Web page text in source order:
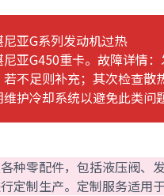
亚G系列发动机过热
亚G450重卡。故障详情
不足则补充；其次检查
护冷却系统以避免此类问
种零配件，包括液压阀、
定制生产。定制服务适用